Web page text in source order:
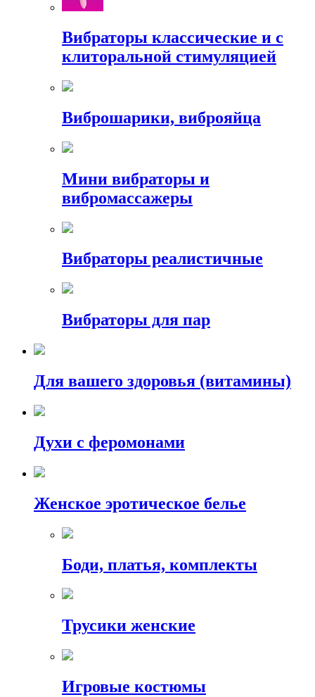
Вибраторы классические и с
клиторальной стимуляцией
Виброшарики, виброяйца
Мини вибраторы и
вибромассажеры
Вибраторы реалистичные
Вибраторы для пар
Для вашего здоровья (витамины)
Духи с феромонами
Женское эротическое белье
Боди, платья, комплекты
Трусики женские
Игровые костюмы